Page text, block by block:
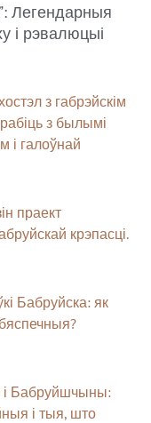
Легендарныя
і рэвалюцыі
з габрэйскім
з былымі
і галоўнай
праект
крэпасці.
Бабруйска: як
і Бабруйшчыны:
і тыя, што